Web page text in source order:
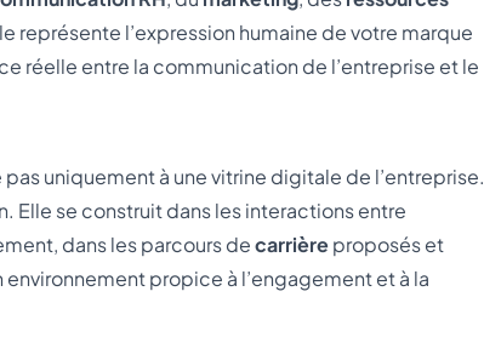
représente l’expression humaine de votre marque
réelle entre la communication de l’entreprise et le
uniquement à une vitrine digitale de l’entreprise.
Elle se construit dans les interactions entre
dans les parcours decarrièreproposés et
environnement propice à l’engagement et à la